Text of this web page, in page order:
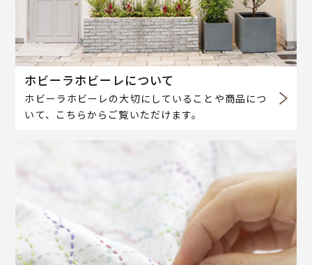
ホビーラホビーレについて
ホビーラホビーレの大切にしていることや商品につ
いて、こちらからご覧いただけます。